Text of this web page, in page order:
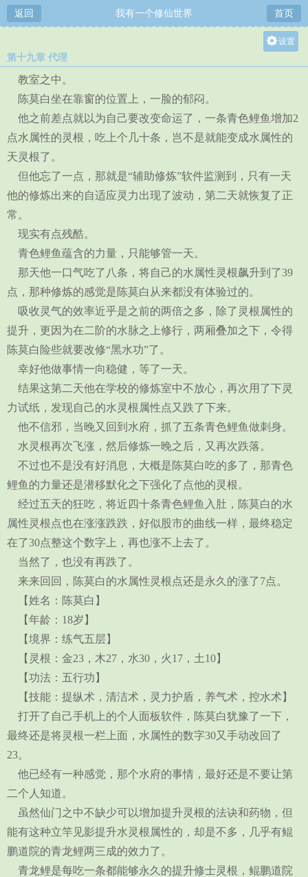
返回 我有一个修仙世界 首页
设置
小
第十九章 代理
教室之中。
陈莫白坐在靠窗的位置上，一脸的郁闷。
他之前差点就以为自己要改变命运了，一条青色鲤鱼增加2
点水属性的灵根，吃上个几十条，岂不是就能变成水属性的
天灵根了。
但他忘了一点，那就是“辅助修炼”软件监测到，只有一天
他的修炼出来的自适应灵力出现了波动，第二天就恢复了正
常。
现实有点残酷。
青色鲤鱼蕴含的力量，只能够管一天。
那天他一口气吃了八条，将自己的水属性灵根飙升到了39
点，那种修炼的感觉是陈莫白从来都没有体验过的。
吸收灵气的效率近乎是之前的两倍之多，除了灵根属性的
提升，更因为在二阶的水脉之上修行，两厢叠加之下，令得
陈莫白险些就要改修“黑水功”了。
幸好他做事情一向稳健，等了一天。
结果这第二天他在学校的修炼室中不放心，再次用了下灵
力试纸，发现自己的水灵根属性点又跌了下来。
他不信邪，当晚又回到水府，抓了五条青色鲤鱼做刺身。
水灵根再次飞涨，然后修炼一晚之后，又再次跌落。
不过也不是没有好消息，大概是陈莫白吃的多了，那青色
鲤鱼的力量还是潜移默化之下强化了点他的灵根。
经过五天的狂吃，将近四十条青色鲤鱼入肚，陈莫白的水
属性灵根点也在涨涨跌跌，好似股市的曲线一样，最终稳定
在了30点整这个数字上，再也涨不上去了。
当然了，也没有再跌了。
来来回回，陈莫白的水属性灵根点还是永久的涨了7点。
【姓名：陈莫白】
【年龄：18岁】
【境界：练气五层】
【灵根：金23，木27，水30，火17，土10】
【功法：五行功】
【技能：提纵术，清洁术，灵力护盾，养气术，控水术】
打开了自己手机上的个人面板软件，陈莫白犹豫了一下，
最终还是将灵根一栏上面，水属性的数字30又手动改回了
23。
他已经有一种感觉，那个水府的事情，最好还是不要让第
二个人知道。
虽然仙门之中不缺少可以增加提升灵根的法诀和药物，但
能有这种立竿见影提升水灵根属性的，却是不多，几乎有鲲
鹏道院的青龙鲤两三成的效力了。
青龙鲤是每吃一条都能够永久的提升修士灵根，鲲鹏道院